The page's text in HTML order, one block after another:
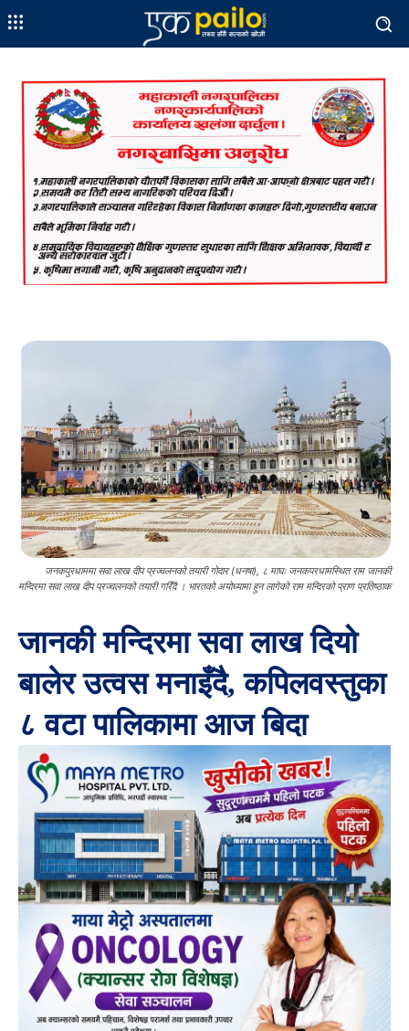
जनकपुरधाममा सवा लाख दीप प्रज्वलनको तयारी गोदार (धनषा), ८ माघः जनकपरधामस्थित राम जानकी
मन्दिरमा सवा लाख दीप प्रज्वलनको तयारी गरिँदै । भारतको अयोध्यामा हुन लागेको राम मन्दिरको प्राण प्रतिष्ठाक
जानकी मन्दिरमा सवा लाख दियो
बालेर उत्वस मनाइँदै, कपिलवस्तुका
८ वटा पालिकामा आज बिदा